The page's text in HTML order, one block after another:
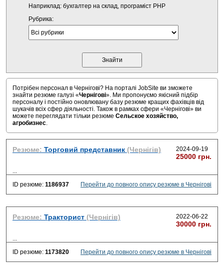
Наприклад: бухгалтер на склад, програміст PHP
Рубрика:
Потрібен персонал в Чернігові? На порталі JobSite ви зможете
знайти резюме галузі «Чернігові». Ми пропонуємо якісний підбір
персоналу і постійно оновлювану базу резюме кращих фахівців від
шукачів всіх сфер діяльності. Також в рамках сфери «Чернігові» ви
можете переглядати тільки резюме Сельское хозяйство,
агробизнес.
Резюме: Торговий представник (Чернігів) 2024-09-19
25000 грн.
...
ID резюме: 1186937 Перейти до повного опису резюме в Чернігові
Резюме: Тракторист (Чернігів) 2022-06-22
30000 грн.
...
ID резюме: 1173820 Перейти до повного опису резюме в Чернігові